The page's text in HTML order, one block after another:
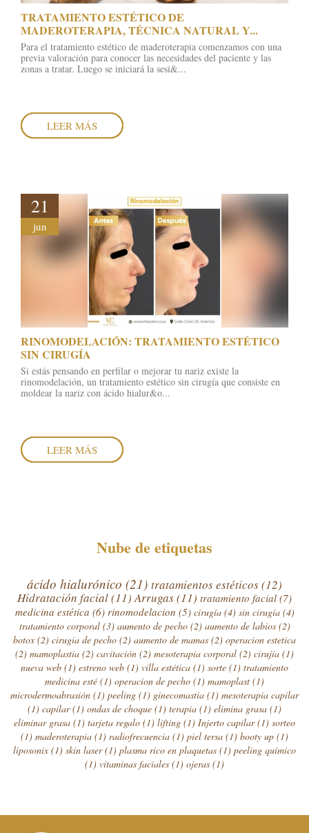
TRATAMIENTO ESTÉTICO DE
MADEROTERAPIA, TÉCNICA NATURAL Y...
Para el tratamiento estético de maderoterapia comenzamos con una
previa valoración para conocer las necesidades del paciente y las
zonas a tratar. Luego se iniciará la sesi&...
LEER MÁS
21
jun
RINOMODELACIÓN: TRATAMIENTO ESTÉTICO
SIN CIRUGÍA
Si estás pensando en perfilar o mejorar tu nariz existe la
rinomodelación, un tratamiento estético sin cirugía que consiste en
moldear la nariz con ácido hialur&o...
LEER MÁS
Nube de etiquetas
ácido hialurónico (21) tratamientos estéticos(12)
Hidratación facial(11) Arrugas(11) tratamiento facial (7)
medicina estética (6) rinomodelacion (5) cirugía (4) sin cirugía (4)
tratamiento corporal (3) aumento de pecho (2) aumento de labios (2)
botox (2) cirugia de pecho (2) aumento de mamas (2) operacion estetica
(2) mamoplastia (2) cavitación (2) mesoterapia corporal (2) cirujía (1)
nueva web (1) estreno web (1) villa estética (1) sorte (1) tratamiento
medicina esté (1) operacion de pecho (1) mamoplast (1)
microdermoabrasión (1) peeling (1) ginecomastia (1) mesoterapia capilar
(1) capilar(1) ondas de choque (1) terapia (1) elimina grasa (1)
eliminar grasa (1) tarjeta regalo (1) lifting (1) Injerto capilar(1) sorteo
(1) maderoterapia (1) radiofrecuencia (1) piel tersa (1) booty up (1)
liposonix (1) skin laser(1) plasma rico en plaquetas (1) peeling químico
(1) vitaminas faciales (1) ojeras (1)